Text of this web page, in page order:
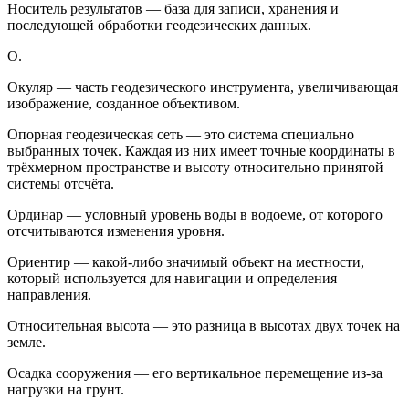
Носитель результатов — база для записи, хранения и
последующей обработки геодезических данных.
О.
Окуляр — часть геодезического инструмента, увеличивающая
изображение, созданное объективом.
Опорная геодезическая сеть — это система специально
выбранных точек. Каждая из них имеет точные координаты в
трёхмерном пространстве и высоту относительно принятой
системы отсчёта.
Ординар — условный уровень воды в водоеме, от которого
отсчитываются изменения уровня.
Ориентир — какой-либо значимый объект на местности,
который используется для навигации и определения
направления.
Относительная высота — это разница в высотах двух точек на
земле.
Осадка сооружения — его вертикальное перемещение из-за
нагрузки на грунт.